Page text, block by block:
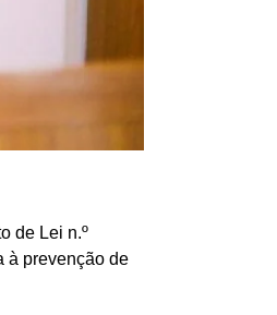
de Lei n.º
à prevenção de